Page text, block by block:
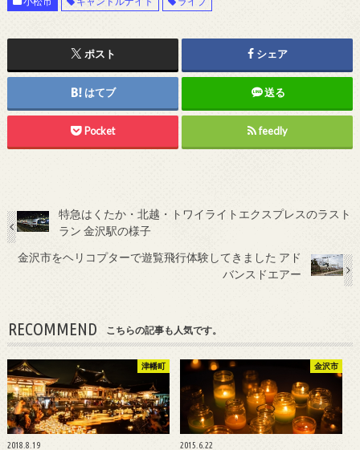
ポスト シェア
はてブ 送る
Pocket feedly
特急はくたか・北越・トワイライトエクスプレスのラスト
ラン 金沢駅の様子
金沢市をヘリコプターで遊覧飛行体験してきました アド
バンスドエアー
RECOMMEND こちらの記事も人気です。
津幡町
2018.8.19
金沢市
2015.6.22